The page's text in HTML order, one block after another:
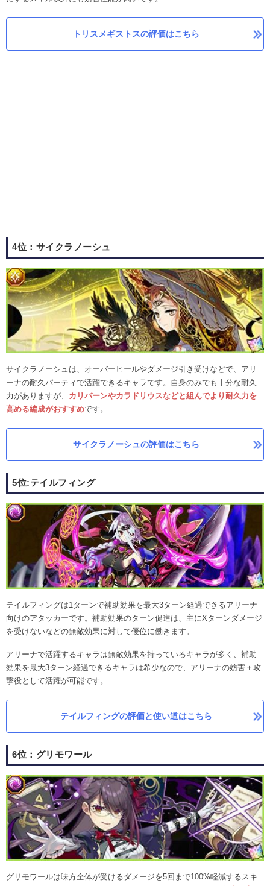
トリスメギストスの評価はこちら
4位：サイクラノーシュ
サイクラノーシュは、オーバーヒールやダメージ引き受けなどで、アリ
ーナの耐久パーティで活躍できるキャラです。 自身のみでも十分な耐久
力がありますが、 カリバーンやカラドリウスなどと組んでより耐久力を
高める編成がおすすめです。
サイクラノーシュの評価はこちら
5位:テイルフィング
テイルフィングは1ターンで補助効果を最大3ターン経過できるアリーナ
向けのアタッカーです。補助効果のターン促進は、主にXターンダメージ
を受けないなどの無敵効果に対して優位に働きます。
アリーナで活躍するキャラは無敵効果を持っているキャラが多く、補助
効果を最大3ターン経過できるキャラは希少なので、アリーナの妨害＋攻
撃役として活躍が可能です。
テイルフィングの評価と使い道はこちら
6位：グリモワール
グリモワールは味方全体が受けるダメージを5回まで100%軽減するスキ